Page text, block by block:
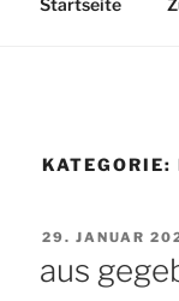
KATEGORIE:
29. JANUAR
aus